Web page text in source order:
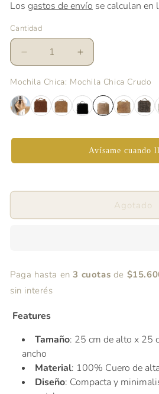
Los gastos de envío se calculan en
Cantidad
Reducir
cantidad
para
Mochila
Chica
Crudo
Aumentar
cantidad
para
Mochila
Chica
Crudo
Mochila Chica: Mochila Chica Crudo
Avísame cuando
Agotado
Paga hasta en3 cuotas de
sin interés
Features
Tamaño: 25 cm de alto x 25
ancho
Material: 100% Cuero de
Diseño: Compacta y